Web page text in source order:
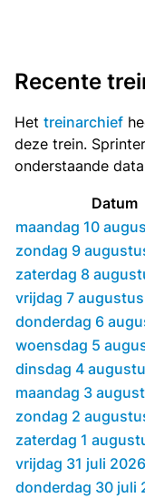
Recente
Het treinarchief
deze trein.
onderstaande
Datum
maandag 10
zondag 9
zaterdag 8
vrijdag 7
donderdag 6
woensdag 5
dinsdag 4
maandag 3
zondag 2
zaterdag 1
vrijdag 31 juli 2026
donderdag 30 juli